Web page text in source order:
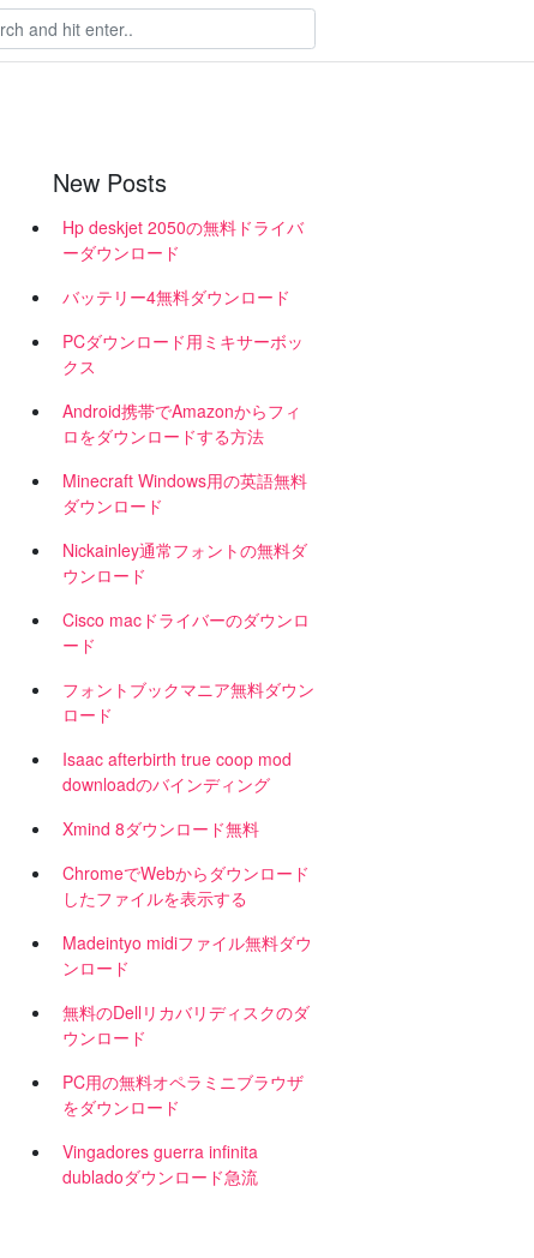
New Posts
Hp deskjet 2050の無料ドライバ
ーダウンロード
バッテリー4無料ダウンロード
PCダウンロード用ミキサーボッ
クス
Android携帯でAmazonからフィ
ロをダウンロードする方法
Minecraft Windows用の英語無料
ダウンロード
Nickainley通常フォントの無料ダ
ウンロード
Cisco macドライバーのダウンロ
ード
フォントブックマニア無料ダウン
ロード
Isaac afterbirth true coop mod
downloadのバインディング
Xmind 8ダウンロード無料
ChromeでWebからダウンロード
したファイルを表示する
Madeintyo midiファイル無料ダウ
ンロード
無料のDellリカバリディスクのダ
ウンロード
PC用の無料オペラミニブラウザ
をダウンロード
Vingadores guerra infinita
dubladoダウンロード急流